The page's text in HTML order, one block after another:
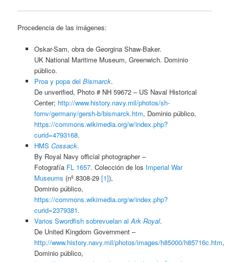
Procedencia de las imágenes:
Oskar-Sam, obra de Georgina Shaw-Baker.
UK National Maritime Museum, Greenwich. Dominio
público.
Proa y popa del Bismarck.
De unverified, Photo # NH 59672 – US Naval Historical
Center; http://www.history.navy.mil/photos/sh-
fornv/germany/gersh-b/bismarck.htm, Dominio público,
https://commons.wikimedia.org/w/index.php?
curid=4793168.
HMS Cossack.
By Royal Navy official photographer –
Fotografía FL 1657. Colección de los Imperial War
Museums (nº 8308-29 [1]),
Dominio público,
https://commons.wikimedia.org/w/index.php?
curid=2379381.
Varios Swordfish sobrevuelan alArk Royal.
De United Kingdom Government –
http://www.history.navy.mil/photos/images/h85000/h85716c.htm,
Dominio público,